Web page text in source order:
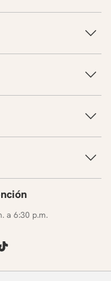
a 6:30 p.m.